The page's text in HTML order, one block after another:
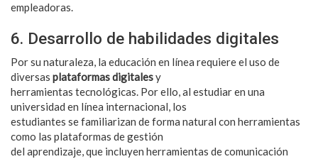
empleadoras.
6. Desarrollo de habilidades digitales
Por su naturaleza, la educación en línea requiere el uso de
diversas plataformas digitalesy
herramientas tecnológicas. Por ello, al estudiar en una
universidad en línea internacional, los
estudiantes se familiarizan de forma natural con herramientas
como las plataformas de gestión
del aprendizaje, que incluyen herramientas de comunicación